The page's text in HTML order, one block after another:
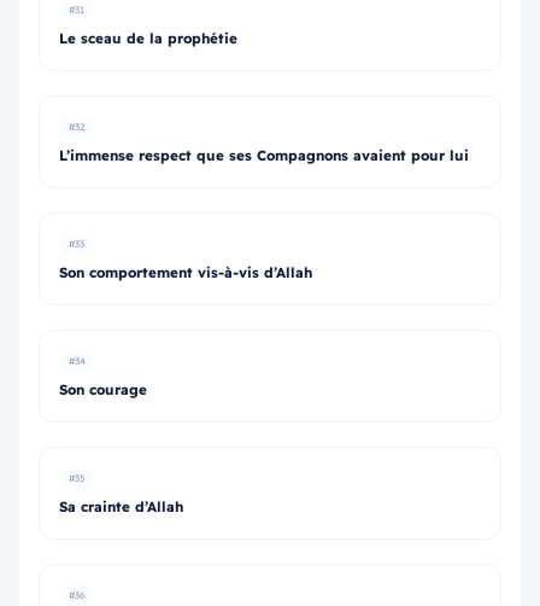
#31
Le sceau de la prophétie
#32
L’immense respect que ses Compagnons avaient pour lui
#33
Son comportement vis-à-vis d’Allah
#34
Son courage
#35
Sa crainte d’Allah
#36